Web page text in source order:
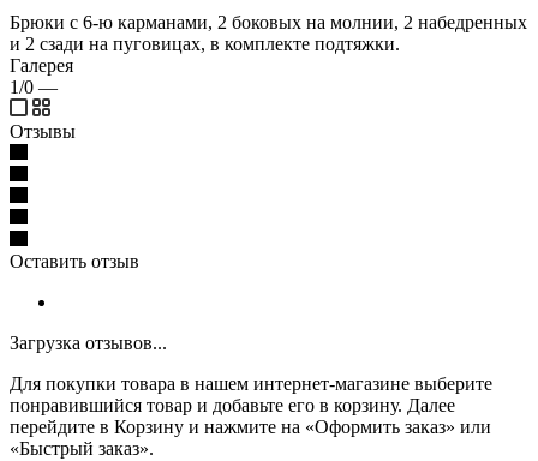
Брюки с 6-ю карманами, 2 боковых на молнии, 2 набедренных
и 2 сзади на пуговицах, в комплекте подтяжки.
Галерея
1/0 —
Отзывы
Оставить отзыв
Загрузка отзывов...
Для покупки товара в нашем интернет-магазине выберите
понравившийся товар и добавьте его в корзину. Далее
перейдите в Корзину и нажмите на «Оформить заказ» или
«Быстрый заказ».